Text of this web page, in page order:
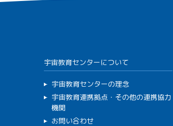
宇宙教育センターについて
宇宙教育センターの理念
宇宙教育連携拠点・その他の連携協力
機関
お問い合わせ